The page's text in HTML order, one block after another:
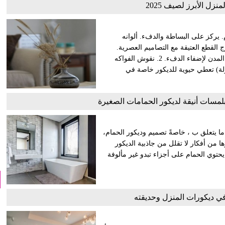
الأبرز لصيف 2025
يركز على البساطة والدفء. ألوانه
القطع العتيقة مع التصاميم العصرية.
الطراز الريفي لم يعد مقتصراً على المناطق الريفية، بل يدخل إلى المدن لإضفاء الدفء. 2. نقوش الفواكه
تعطي حيوية للديكور خاصة في
أنيقة لديكور الحمامات الصغيرة
يتعلق ب ، خاصةً تصميم وديكور الحمام،
من أفكار لا تقلل من جاذبية الديكور
الحمام على أجزاء تبدو غير مألوفة
ديكورات المنزل وحديقته